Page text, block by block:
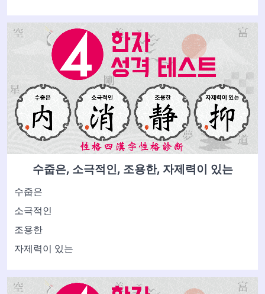
수줍은, 소극적인, 조용한, 자제력이 있는
수줍은
소극적인
조용한
자제력이 있는